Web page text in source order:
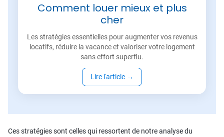
Comment louer mieux et plus
cher
Les stratégies essentielles pour augmenter vos revenus
locatifs, réduire la vacance et valoriser votre logement
sans effort superflu.
Lire l'article →
Ces stratégies sont celles qui ressortent de notre analyse du